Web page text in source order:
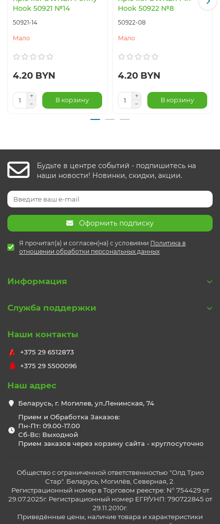
Hook 50921 №14
50921-14
Мало
4.20 BYN
В корзину
Hook 50922 №8
50922-08
Мало
4.20 BYN
В корзину
Будьте в центре событий - подпишитесь на
наши новости! Новинки, скидки, акции.
Оформить подписку
Я прочитал(а) и согласен(на) с условиями Политика в
отношении обработки персональных данных
Информация
Служба поддержки
Наши контакты
+375 29 6512873
+375 29 5500096
Наш адрес
Беларусь, г. Могилев, ул.Ленинская, 74
Прием и Обработка Заказов:
Пн-Пт: 09.00-17.00
Сб-Вс: Выходной
Прием заказов через корзину сайта - круглосуточно
Общество с ограниченной ответственностью "Олд Трио
Стар". Беларусь, Могилёв, Северная, 2.
Регистрационный номер в Торговом реестре: N° 754429 от
29.07.2025г. Регистрационный номер ЕГР/УНП: 790722845 от
29.11.2010г.
Приведённые цены, наличие товара и характеристики